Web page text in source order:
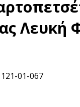
Λευκή
121-01-067